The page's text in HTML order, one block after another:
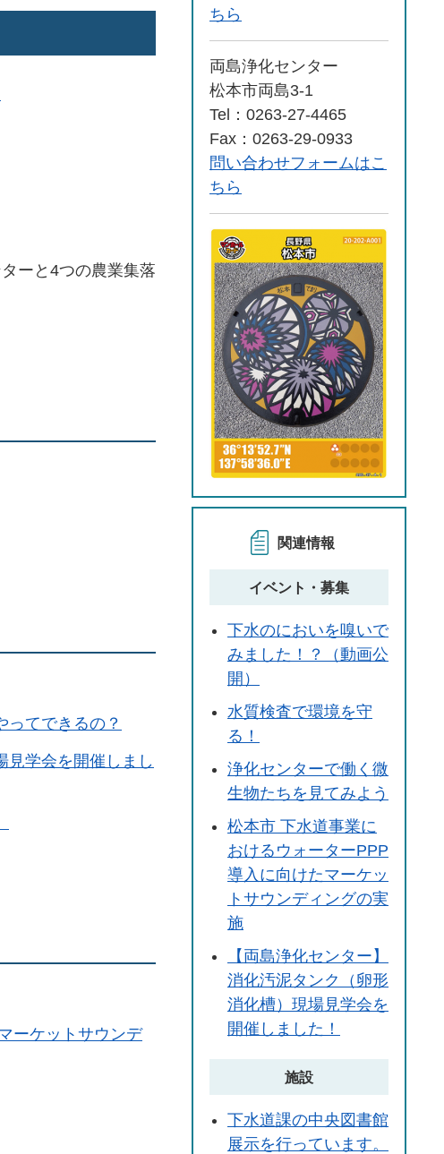
ーと4つの農業集落
ってできるの？
見学会を開催しまし
ーケットサウンデ
ちら
両島浄化センター
松本市両島3-1
Tel：0263-27-4465
Fax：0263-29-0933
問い合わせフォームはこ
ちら
関連情報
イベント・募集
下水のにおいを嗅いで
みました！？（動画公
開）
水質検査で環境を守
る！
浄化センターで働く微
生物たちを見てみよう
松本市 下水道事業に
おけるウォーターPPP
導入に向けたマーケッ
トサウンディングの実
施
【両島浄化センター】
消化汚泥タンク（卵形
消化槽）現場見学会を
開催しました！
施設
下水道課の中央図書館
展示を行っています。